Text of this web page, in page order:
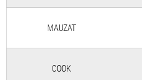
MAUZAT
COOK